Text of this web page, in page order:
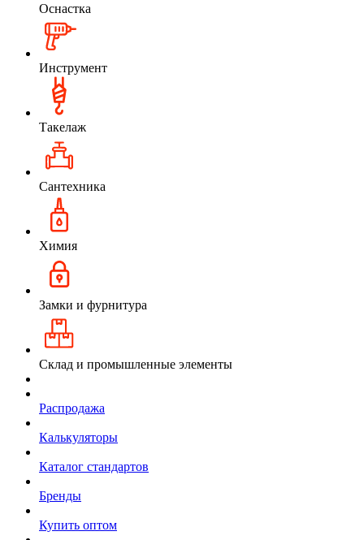
Оснастка
Инструмент
Такелаж
Сантехника
Химия
Замки и фурнитура
Склад и промышленные элементы
Распродажа
Калькуляторы
Каталог стандартов
Бренды
Купить оптом